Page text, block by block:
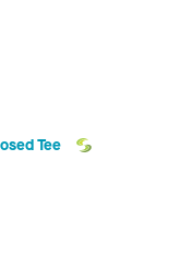
Tee